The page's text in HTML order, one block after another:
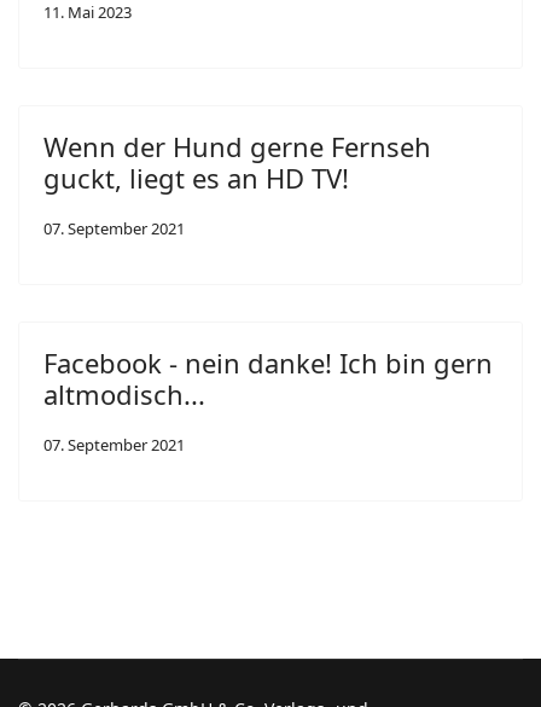
11. Mai 2023
Wenn der Hund gerne Fernseh
guckt, liegt es an HD TV!
07. September 2021
Facebook - nein danke! Ich bin gern
altmodisch...
07. September 2021